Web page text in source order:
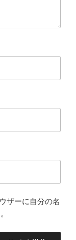
ザーに自分の名